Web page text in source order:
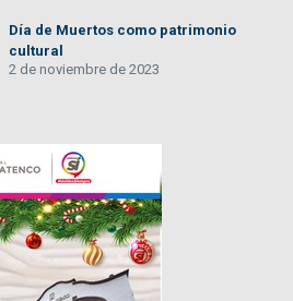
Día de Muertos como patrimonio
cultural
2 de noviembre de 2023